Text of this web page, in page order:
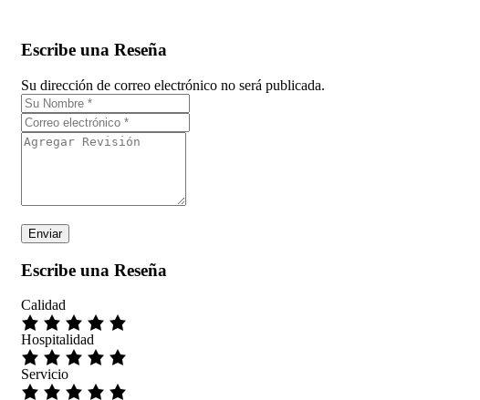
Escribe una Reseña
Su dirección de correo electrónico no será publicada.
Escribe una Reseña
Calidad
Hospitalidad
Servicio